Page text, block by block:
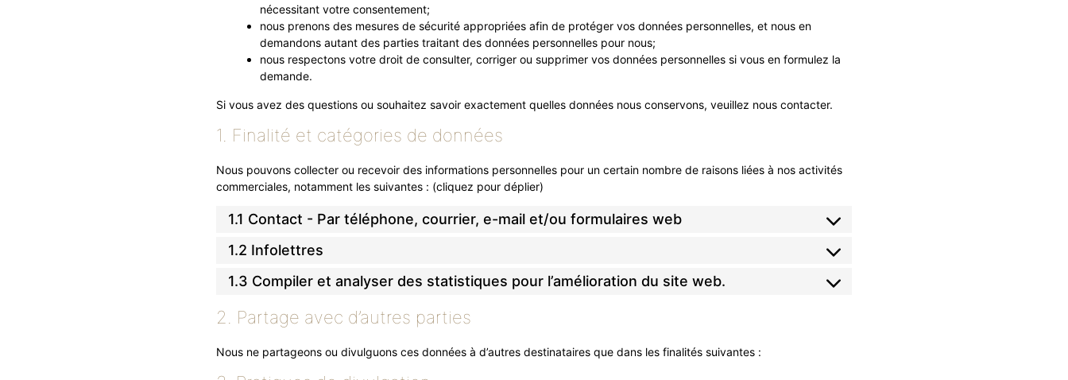
nécessitant votre consentement;
nous prenons des mesures de sécurité appropriées afin de protéger vos données personnelles, et nous en
demandons autant des parties traitant des données personnelles pour nous;
nous respectons votre droit de consulter, corriger ou supprimer vos données personnelles si vous en formulez la
demande.
Si vous avez des questions ou souhaitez savoir exactement quelles données nous conservons, veuillez nous contacter.
1. Finalité et catégories de données
Nous pouvons collecter ou recevoir des informations personnelles pour un certain nombre de raisons liées à nos activités
commerciales, notamment les suivantes : (cliquez pour déplier)
1.1 Contact - Par téléphone, courrier, e-mail et/ou formulaires web
1.2 Infolettres
1.3 Compiler et analyser des statistiques pour l’amélioration du site web.
2. Partage avec d’autres parties
Nous ne partageons ou divulguons ces données à d’autres destinataires que dans les finalités suivantes :